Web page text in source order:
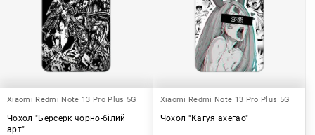
Xiaomi Redmi Note 13 Pro Plus 5G
Чохол "Берсерк чорно-білий
арт"
Xiaomi Redmi Note 13 Pro Plus 5G
Чохол "Кагуя ахегао"